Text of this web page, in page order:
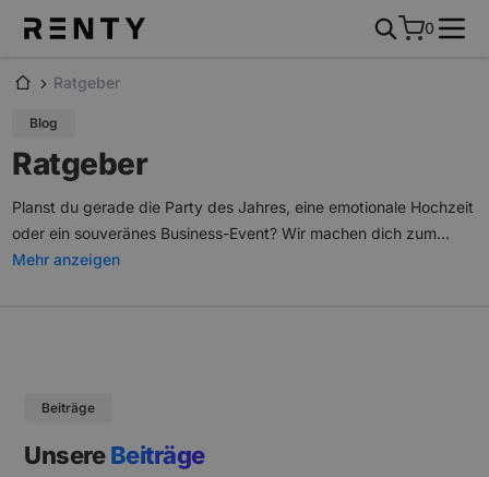
0
Ratgeber
Blog
Ratgeber
Planst du gerade die Party des Jahres, eine emotionale Hochzeit
oder ein souveränes Business-Event? Wir machen dich zum...
Mehr anzeigen
Beiträge
UnsereBeiträge